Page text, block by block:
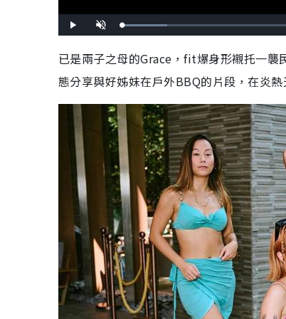
播
放
開
啟
載
入
:
9
2
6
已是兩子之母的Grace，fit爆身形襯托一襲
態分享與好姊妹在戶外BBQ的片段，在炎